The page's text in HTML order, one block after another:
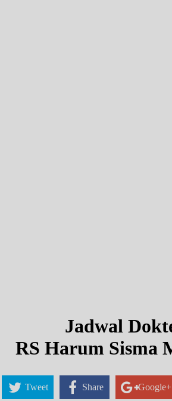
Jadwal
RS Harum Sisma
Tweet Share Google+